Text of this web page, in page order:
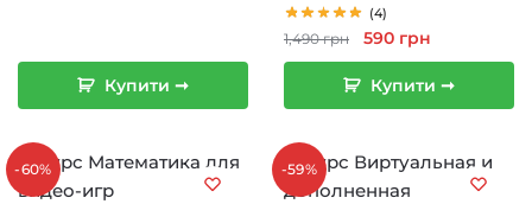
Купити ➞
(4)
1,490грн
Оригінальна
ціна:
1,490 грн.
590 грн
ціна:
590 грн.
Купити ➞
-60% -59%